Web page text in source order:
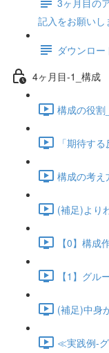
記入をお願いし
ダウンロー
4ヶ月目-1_構成
構成の役割
「期待す
構成の考え
(補足)より
【0】構成
【1】グル
(補足)中身
≪実践例-